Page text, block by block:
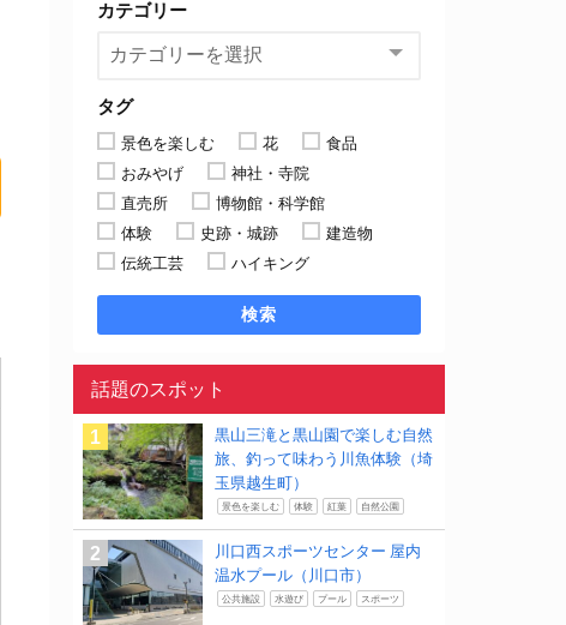
カテゴリー
タグ
景色を楽しむ 花
食品
おみやげ
神社・寺院
直売所
博物館・科学館
体験
史跡・城跡
建造物
伝統工芸
ハイキング
検索
話題のスポット
黒山三滝と黒山園で楽しむ自然
旅、釣って味わう川魚体験（埼
玉県越生町）
景色を楽しむ 体験 紅葉 自然公園
川口西スポーツセンター 屋内
温水プール（川口市）
公共施設 水遊び プール スポーツ